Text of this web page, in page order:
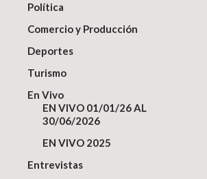
Política
Comercio y Producción
Deportes
Turismo
En Vivo
EN VIVO 01/01/26 AL
30/06/2026
EN VIVO 2025
Entrevistas